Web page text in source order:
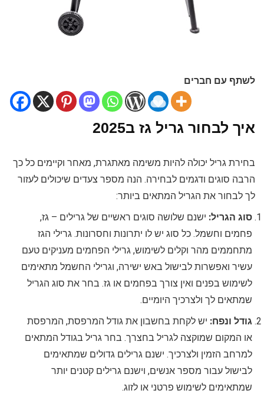
לשתף עם חברים
איך לבחור גריל גז ב2025
בחירת גריל יכולה להיות משימה מאתגרת, מאחר וקיימים כל כך
הרבה סוגים ודגמים לבחירה. הנה מספר צעדים שיכולים לעזור
לך לבחור את הגריל המתאים ביותר:
סוג הגריל: ישנם שלושה סוגים ראשיים של גרילים – גז,
פחמים וחשמל. כל סוג יש לו יתרונות וחסרונות. גרילי הגז
מתחממים מהר וקלים לשימוש, גרילי הפחמים מעניקים טעם
עשיר ואפשרות לבישול באש ישירה, וגרילי החשמל מתאימים
לשימוש בפנים ואין צורך בפחמים או גז. בחר את סוג הגריל
שמתאים לך ולצרכיך היומיים.
גודל ונפח: יש לקחת בחשבון את גודל המרפסת, המרפסת
או המקום שמוקצה לגריל בחצרך. בחר גריל בגודל המתאים
למרחב הזמין ולצרכיך. ישנם גרילים גדולים שמתאימים
לבישול עבור מספר אנשים, וישנם גרילים קטנים יותר
שמתאימים לשימוש פרטני או לזוג.